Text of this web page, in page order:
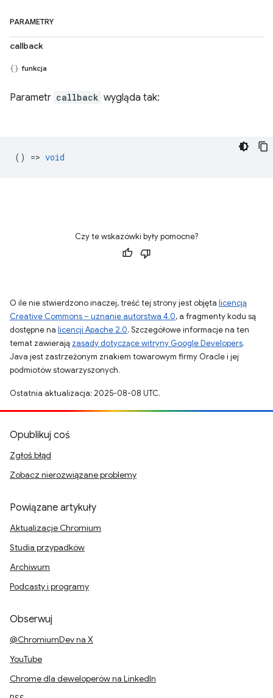
PARAMETRY
callback
funkcja
Parametr callback wygląda tak:
() => void
Czy te wskazówki były pomocne?
O ile nie stwierdzono inaczej, treść tej strony jest objęta licencją
Creative Commons – uznanie autorstwa 4.0, a fragmenty kodu są
dostępne na licencji Apache 2.0. Szczegółowe informacje na ten
temat zawierają zasady dotyczące witryny Google Developers.
Java jest zastrzeżonym znakiem towarowym firmy Oracle i jej
podmiotów stowarzyszonych.
Ostatnia aktualizacja: 2025-08-08 UTC.
Opublikuj coś
Zgłoś błąd
Zobacz nierozwiązane problemy
Powiązane artykuły
Aktualizacje Chromium
Studia przypadków
Archiwum
Podcasty i programy
Obserwuj
@ChromiumDev na X
YouTube
Chrome dla deweloperów na LinkedIn